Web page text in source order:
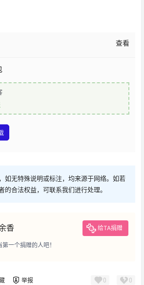
查看
如无特殊说明或标注，均来源于网络。如若
的合法权益，可联系我们进行处理。
香 给TA捐赠
一个捐赠的人吧！
举报 0 0